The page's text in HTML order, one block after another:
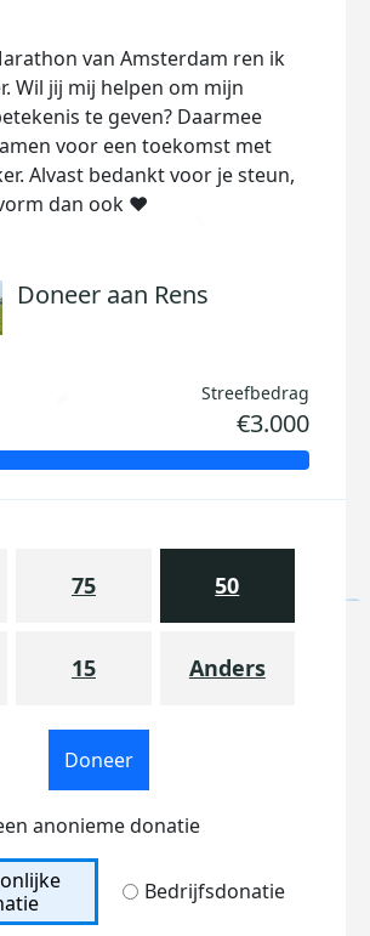
van Amsterdam ren ik
Wil jij mij helpen om mijn
te geven? Daarmee
voor een toekomst met
Alvast bedankt voor je steun,
dan ook ❤️
Doneer aan Rens
Streefbedrag
€3.000
75 50
15 Anders
Doneer
anonieme donatie
Bedrijfsdonatie